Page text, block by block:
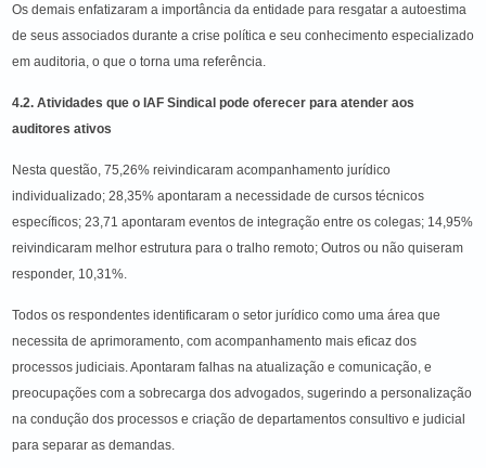
Os demais enfatizaram a importância da entidade para resgatar a autoestima
de seus associados durante a crise política e seu conhecimento especializado
em auditoria, o que o torna uma referência.
4.2. Atividades que o IAF Sindical pode oferecer para atender aos
auditores ativos
Nesta questão, 75,26% reivindicaram acompanhamento jurídico
individualizado; 28,35% apontaram a necessidade de cursos técnicos
específicos; 23,71 apontaram eventos de integração entre os colegas; 14,95%
reivindicaram melhor estrutura para o tralho remoto; Outros ou não quiseram
responder, 10,31%.
Todos os respondentes identificaram o setor jurídico como uma área que
necessita de aprimoramento, com acompanhamento mais eficaz dos
processos judiciais. Apontaram falhas na atualização e comunicação, e
preocupações com a sobrecarga dos advogados, sugerindo a personalização
na condução dos processos e criação de departamentos consultivo e judicial
para separar as demandas.